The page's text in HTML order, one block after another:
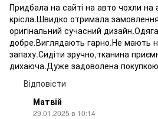
Придбала на сайті на авто чохли на
крісла.Швидко отримала
оригінальний сучасний
добре.Виглядають гарно.Не мають
запаху.Сидіти зручно,тканина
дихаюча.Дуже задоволена
Відповісти
Матвій
29.01.2025 в 10:14